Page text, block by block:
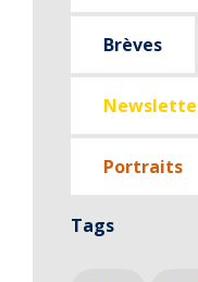
Brèves
Portraits
Tags